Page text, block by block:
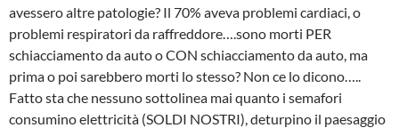
avessero altre patologie? Il 70% aveva problemi cardiaci, o
problemi respiratori da raffreddore….sono morti PER
schiacciamento da auto o CON schiacciamento da auto, ma
prima o poi sarebbero morti lo stesso? Non ce lo dicono…..
Fatto sta che nessuno sottolinea mai quanto i semafori
consumino elettricità (SOLDI NOSTRI), deturpino il paesaggio